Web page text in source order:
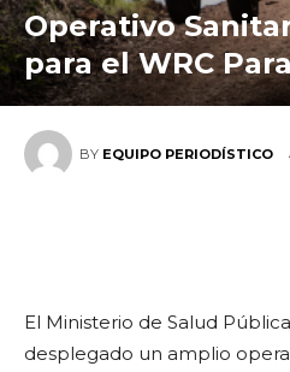
Operativo
para el WRC
BY EQUIPO PERIODÍSTICO
El Ministerio de Salud
desplegado un amplio